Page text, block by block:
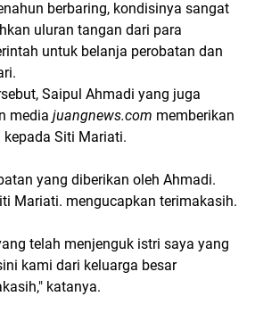
berbaring, kondisinya sangat
uluran tangan dari para
untuk belanja perobatan dan
Saipul Ahmadi yang juga
media juangnews.com memberikan
Siti Mariati.
yang diberikan oleh Ahmadi.
Mariati. mengucapkan terimakasih.
telah menjenguk istri saya yang
kami dari keluarga besar
katanya.